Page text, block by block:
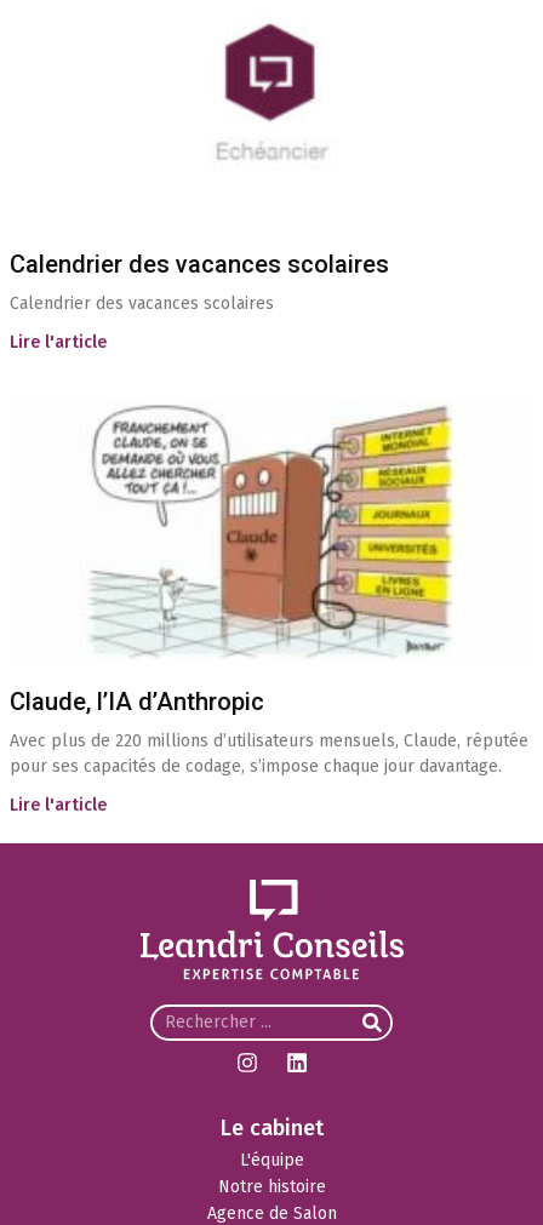
Calendrier des vacances scolaires
Calendrier des vacances scolaires
Lire l'article
Claude, l’IA d’Anthropic
Avec plus de 220 millions d’utilisateurs mensuels, Claude, réputée
pour ses capacités de codage, s’impose chaque jour davantage.
Lire l'article
Le cabinet
L'équipe
Notre histoire
Agence de Salon